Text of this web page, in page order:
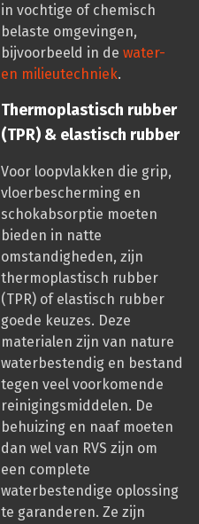
in vochtige of chemisch
belaste omgevingen,
bijvoorbeeld in de water-
en milieutechniek.
Thermoplastisch rubber
(TPR) & elastisch rubber
Voor loopvlakken die grip,
vloerbescherming en
schokabsorptie moeten
bieden in natte
omstandigheden, zijn
thermoplastisch rubber
(TPR) of elastisch rubber
goede keuzes. Deze
materialen zijn van nature
waterbestendig en bestand
tegen veel voorkomende
reinigingsmiddelen. De
behuizing en naaf moeten
dan wel van RVS zijn om
een complete
waterbestendige oplossing
te garanderen. Ze zijn